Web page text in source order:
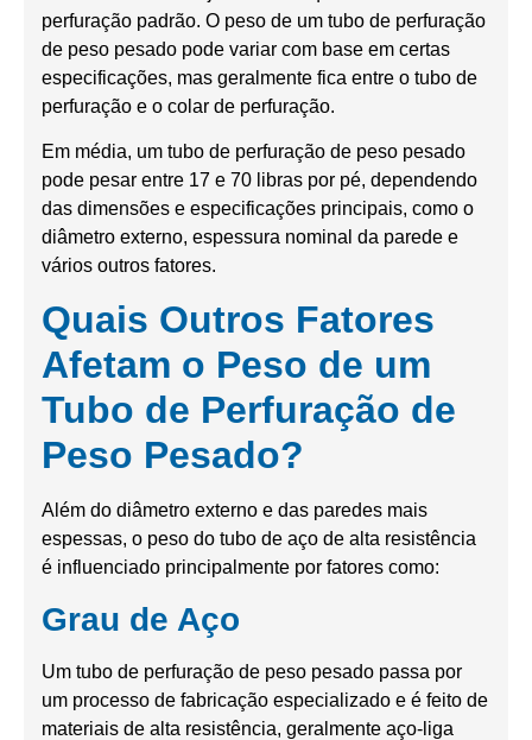
perfuração padrão. O peso de um tubo de perfuração
de peso pesado pode variar com base em certas
especificações, mas geralmente fica entre o tubo de
perfuração e o colar de perfuração.
Em média, um tubo de perfuração de peso pesado
pode pesar entre 17 e 70 libras por pé, dependendo
das dimensões e especificações principais, como o
diâmetro externo, espessura nominal da parede e
vários outros fatores.
Quais Outros Fatores
Afetam o Peso de um
Tubo de Perfuração de
Peso Pesado?
Além do diâmetro externo e das paredes mais
espessas, o peso do tubo de aço de alta resistência
é influenciado principalmente por fatores como:
Grau de Aço
Um tubo de perfuração de peso pesado passa por
um processo de fabricação especializado e é feito de
materiais de alta resistência, geralmente aço-liga